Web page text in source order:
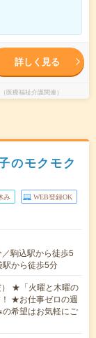
詳しく見る
療福祉介護関連）
のモクモク
み WEB登録OK
駒込駅から徒歩5
から徒歩5分
） ★「火曜と木曜の
★お仕事ゼロの週
希望はお気軽にご